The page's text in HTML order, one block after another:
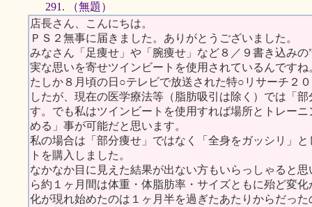
291. （無題）
店長さん、こんにちは。
ＰＳ２無事に届きました。ありがとうございました。
みなさん「足痩せ」や「腕痩せ」など８／９書き込み
実な思いを寄せツインビートを使用されているんですね
たしか８月頃の日○テレビで放送された特○リサーチ２
したが、現在の医学療法等（脂肪吸引は除く）では「
す。でも私はツインビートを使用すれば場所とトレー
める」事が可能だと思います。
私の場合は「部分痩せ」ではなく「全身をガッシリ」
トを購入しました。
なかなか目に見えた結果が出ない方もいらっしゃると
ら約１ヶ月間は体重・体脂肪率・サイズともに殆ど変
化が現れ始めたのは１ヶ月半を過ぎたあたりからだっ